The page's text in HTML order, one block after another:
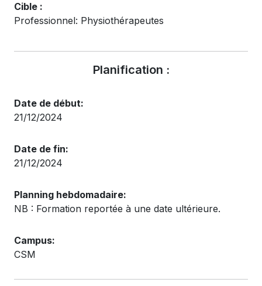
Cible :
Professionnel: Physiothérapeutes
Planification :
Date de début:
21/12/2024
Date de fin:
21/12/2024
Planning hebdomadaire:
NB : Formation reportée à une date ultérieure.
Campus:
CSM